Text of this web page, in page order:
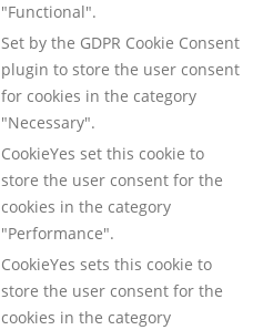
"Functional".
Set by the GDPR Cookie Consent
plugin to store the user consent
for cookies in the category
"Necessary".
CookieYes set this cookie to
store the user consent for the
cookies in the category
"Performance".
CookieYes sets this cookie to
store the user consent for the
cookies in the category